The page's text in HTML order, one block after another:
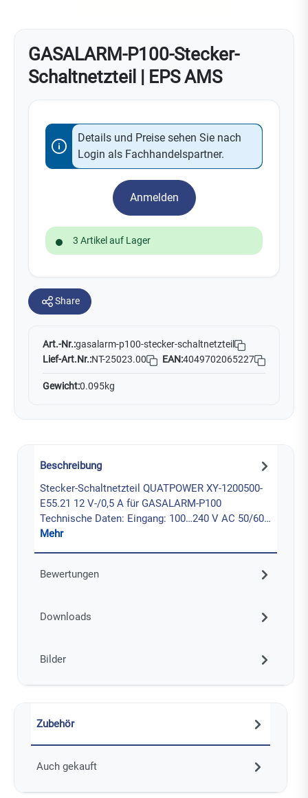
GASALARM-P100-Stecker-
Schaltnetzteil | EPS AMS
Details und Preise sehen Sie nach
Login als Fachhandelspartner.
Anmelden
3 Artikel auf Lager
Share
Art.-Nr.:gasalarm-p100-stecker-schaltnetzteil
Lief-Art.Nr.:NT-25023.00 EAN:4049702065227
Gewicht:0.095kg
Beschreibung
Stecker-Schaltnetzteil QUATPOWER XY-1200500-
E55.21 12 V-/0,5 A für GASALARM-P100
Technische Daten: Eingang: 100…240 V AC 50/60…
Mehr
Bewertungen
Downloads
Bilder
Zubehör
Auch gekauft